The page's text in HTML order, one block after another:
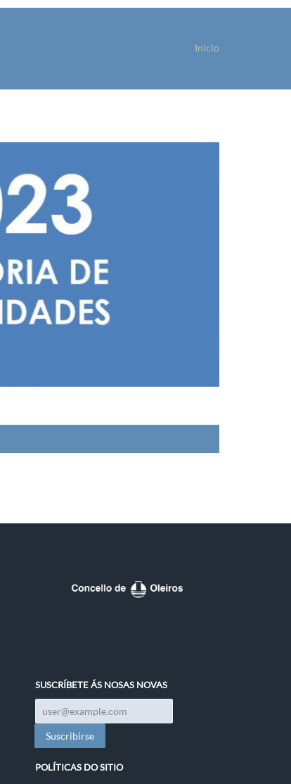
Inicio
SUSCRÍBETE ÁS NOSAS NOVAS
POLÍTICAS DO SITIO